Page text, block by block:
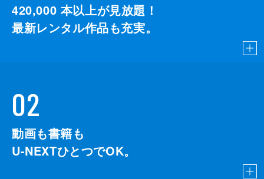
420,000 本以上が見放題！
最新レンタル作品も充実。
02
動画も書籍も
U-NEXTひとつでOK。